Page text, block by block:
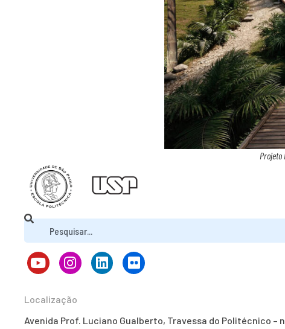
Localização
Avenida Prof. Luciano Gualberto, Travessa do Politécnico –